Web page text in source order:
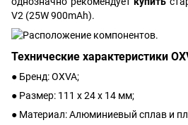
V2 (25W 900mAh).
Технические характеристики
● Бренд: OXVA;
● Размер: 111 х 24 х 14 мм;
● Материал: Алюминиевый сплав и